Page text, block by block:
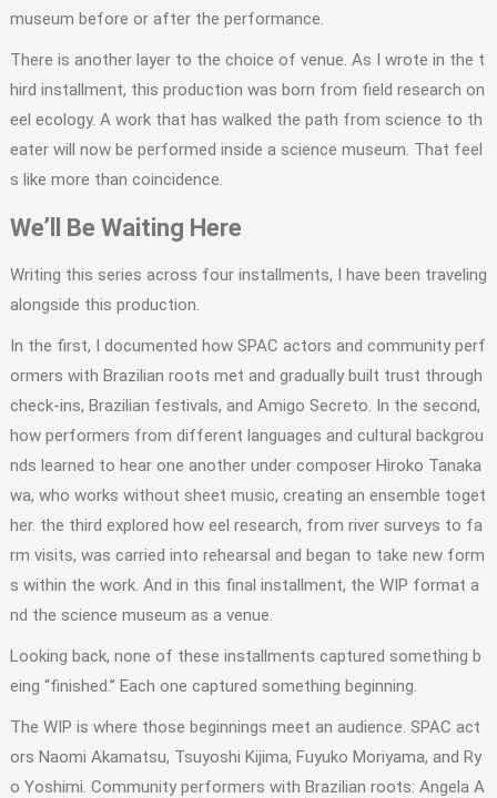
museum before or after the performance.
There is another layer to the choice of venue. As I wrote in the t
hird installment, this production was born from field research on
eel ecology. A work that has walked the path from science to th
eater will now be performed inside a science museum. That feel
s like more than coincidence.
We’ll Be Waiting Here
Writing this series across four installments, I have been traveling
alongside this production.
In the first, I documented how SPAC actors and community perf
ormers with Brazilian roots met and gradually built trust through
check-ins, Brazilian festivals, and Amigo Secreto. In the second,
how performers from different languages and cultural backgrou
nds learned to hear one another under composer Hiroko Tanaka
wa, who works without sheet music, creating an ensemble toget
her. the third explored how eel research, from river surveys to fa
rm visits, was carried into rehearsal and began to take new form
s within the work. And in this final installment, the WIP format a
nd the science museum as a venue.
Looking back, none of these installments captured something b
eing “finished.” Each one captured something beginning.
The WIP is where those beginnings meet an audience. SPAC act
ors Naomi Akamatsu, Tsuyoshi Kijima, Fuyuko Moriyama, and Ry
o Yoshimi. Community performers with Brazilian roots: Angela A